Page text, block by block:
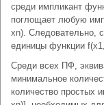
среди импликант
поглощает любую
xn). Следовательно,
единицы функции
Среди всех ПФ,
минимальное
количество простых